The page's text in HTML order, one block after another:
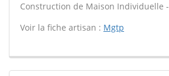
Construction de Maison Individuelle -
Voir la fiche artisan : Mgtp